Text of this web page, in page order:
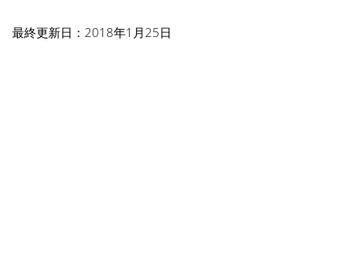
最終更新日：2018年1月25日